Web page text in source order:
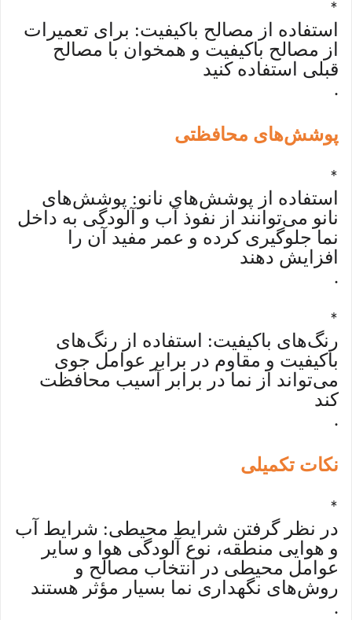
*
استفاده از مصالح باکیفیت: برای تعمیرات
از مصالح باکیفیت و همخوان با مصالح
قبلی استفاده کنید
.
پوشش‌های محافظتی
*
استفاده از پوشش‌های نانو: پوشش‌های
نانو می‌توانند از نفوذ آب و آلودگی به داخل
نما جلوگیری کرده و عمر مفید آن را
افزایش دهند
.
*
رنگ‌های باکیفیت: استفاده از رنگ‌های
باکیفیت و مقاوم در برابر عوامل جوی
می‌تواند از نما در برابر آسیب محافظت
کند
.
نکات تکمیلی
*
در نظر گرفتن شرایط محیطی: شرایط آب
و هوایی منطقه، نوع آلودگی هوا و سایر
عوامل محیطی در انتخاب مصالح و
روش‌های نگهداری نما بسیار مؤثر هستند
.